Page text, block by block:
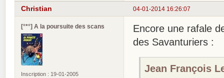
04-01-2014 16:26:07
Christian
[°*°] A la poursuite des scans
Inscription : 19-01-2005
Encore une rafale
des Savanturiers :
Jean François